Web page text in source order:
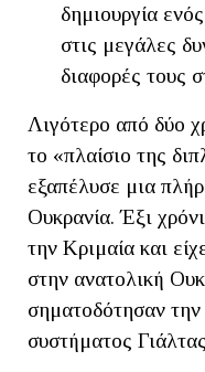
δημιουργία
στις μεγάλες
διαφορές τους
Λιγότερο από δύο
το «πλαίσιο της
εξαπέλυσε μια
Ουκρανία. Έξι
την Κριμαία και
στην ανατολική
σηματοδότησαν την
συστήματος